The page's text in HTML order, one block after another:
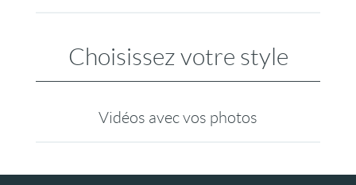
Choisissez votre style
Vidéos avec vos photos